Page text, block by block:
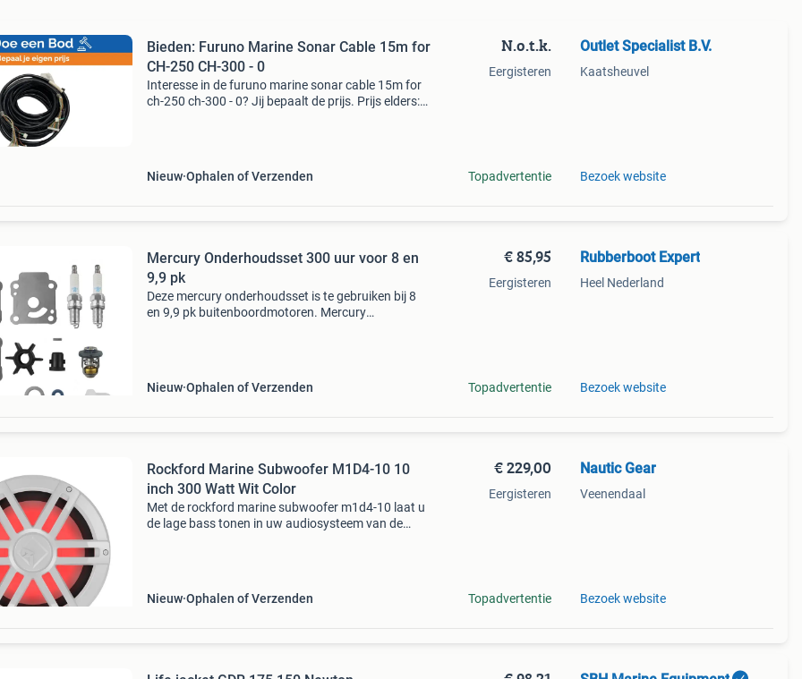
Bieden: Furuno Marine Sonar Cable 15m for
CH-250 CH-300 - 0
Interesse in de furuno marine sonar cable 15m for
ch-250 ch-300 - 0? Jij bepaalt de prijs. Prijs elders:
Nieuw Ophalen of Verzenden
N.o.t.k.
Eergisteren
Topadvertentie
Outlet Specialist B.V.
Kaatsheuvel
Bezoek website
Mercury Onderhoudsset 300 uur voor 8 en
9,9 pk
Deze mercury onderhoudsset is te gebruiken bij 8
en 9,9 pk buitenboordmotoren. Mercury
Nieuw Ophalen of Verzenden
€ 85,95
Eergisteren
Topadvertentie
Rubberboot Expert
Heel Nederland
Bezoek website
Rockford Marine Subwoofer M1D4-10 10
inch 300 Watt Wit Color
Met de rockford marine subwoofer m1d4-10 laat u
de lage bass tonen in uw audiosysteem van de
Nieuw Ophalen of Verzenden
€ 229,00
Eergisteren
Topadvertentie
Nautic Gear
Veenendaal
Bezoek website